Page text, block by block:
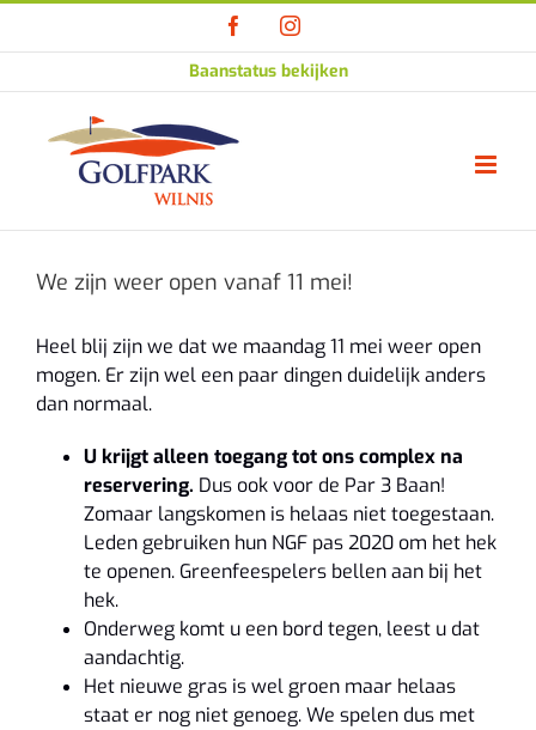
FacebookInstagram
Baanstatus bekijken
We zijn weer open vanaf 11 mei!
Heel blij zijn we dat we maandag 11 mei weer open
mogen. Er zijn wel een paar dingen duidelijk anders
dan normaal.
U krijgt alleen toegang tot ons complex na
reservering. Dus ook voor de Par 3 Baan!
Zomaar langskomen is helaas niet toegestaan.
Leden gebruiken hun NGF pas 2020 om het hek
te openen. Greenfeespelers bellen aan bij het
hek.
Onderweg komt u een bord tegen, leest u dat
aandachtig.
Het nieuwe gras is wel groen maar helaas
staat er nog niet genoeg. We spelen dus met